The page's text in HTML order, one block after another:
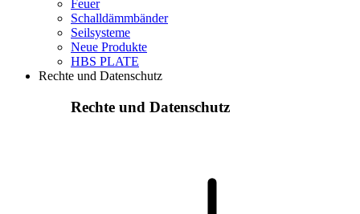
Feuer
Schalldämmbänder
Seilsysteme
Neue Produkte
HBS PLATE
Rechte und Datenschutz
Rechte und Datenschutz